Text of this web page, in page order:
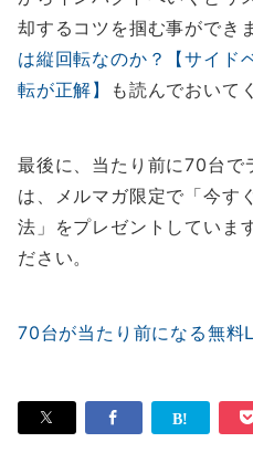
却するコツを掴む事ができ
は縦回転なのか？【サイド
転が正解】
も読んでおいて
最後に、当たり前に70台で
は、メルマガ限定で「今す
法」をプレゼントしていま
ださい。
70台が当たり前になる無料